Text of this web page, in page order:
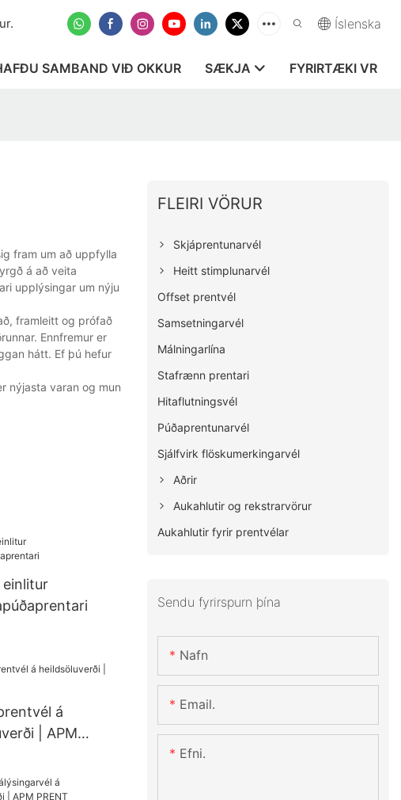
Íslenska
SAMBAND VIÐ OKKUR SÆKJA FYRIRTÆKI VR
fram um að uppfylla
á að veita
upplýsingar um nýju
framleitt og prófað
Ennfremur er
hátt. Ef þú hefur
nýjasta varan og mun
á
| APM
FLEIRI VÖRUR
Skjáprentunarvél
Heitt stimplunarvél
Offset prentvél
Samsetningarvél
Málningarlína
Stafrænn prentari
Hitaflutningsvél
Púðaprentunarvél
Sjálfvirk flöskumerkingarvél
Aðrir
Aukahlutir og rekstrarvörur
Aukahlutir fyrir prentvélar
Sendu fyrirspurn þína
Nafn
Email.
Efni.